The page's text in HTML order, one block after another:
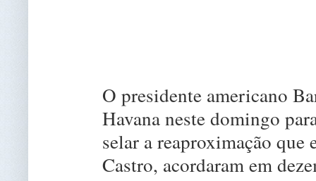
O presidente americano
Havana neste domingo
selar a reaproximação
Castro, acordaram em